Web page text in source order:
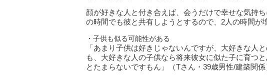
顔が好きな人と付き合えば、会うだけで幸せな気持
の時間でも彼と共有しようとするので、2人の時間が
・子供も似る可能性がある
「あまり子供は好きじゃないんですが、大好きな人
も、大好きな人の子供なら将来彼女に似た子に育つ
とたまらないですもん」（Tさん・39歳男性/建築関係